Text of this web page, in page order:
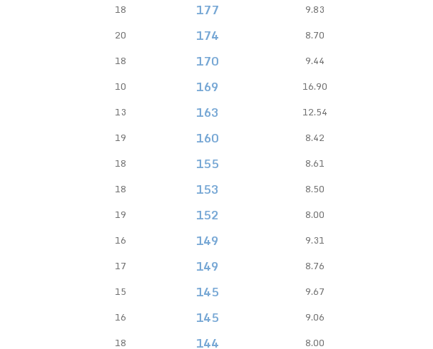
18 177
9.83
20 174
8.70
18 170
9.44
10 169
16.90
13 163
12.54
19 160
8.42
18 155
8.61
18 153
8.50
19 152
8.00
16 149
9.31
17 149
8.76
15 145
9.67
16 145
9.06
18 144
8.00